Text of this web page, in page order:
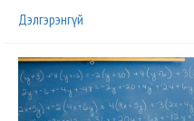
Дэлгэрэнгүй